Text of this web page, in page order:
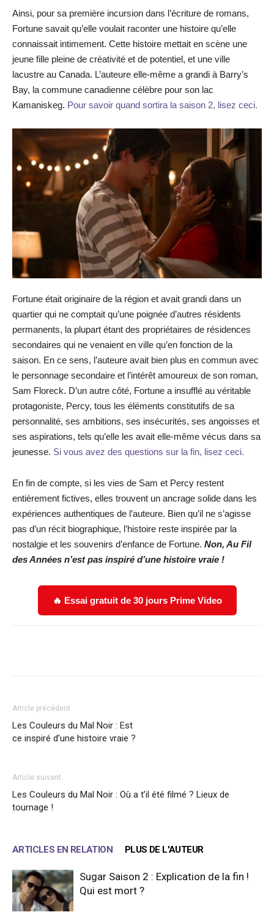
Ainsi, pour sa première incursion dans l’écriture de romans,
Fortune savait qu’elle voulait raconter une histoire qu’elle
connaissait intimement. Cette histoire mettait en scène une
jeune fille pleine de créativité et de potentiel, et une ville
lacustre au Canada. L’auteure elle-même a grandi à Barry’s
Bay, la commune canadienne célèbre pour son lac
Kamaniskeg. Pour savoir quand sortira la saison 2, lisez ceci.
Fortune était originaire de la région et avait grandi dans un
quartier qui ne comptait qu’une poignée d’autres résidents
permanents, la plupart étant des propriétaires de résidences
secondaires qui ne venaient en ville qu’en fonction de la
saison. En ce sens, l’auteure avait bien plus en commun avec
le personnage secondaire et l’intérêt amoureux de son roman,
Sam Floreck. D’un autre côté, Fortune a insufflé au véritable
protagoniste, Percy, tous les éléments constitutifs de sa
personnalité, ses ambitions, ses insécurités, ses angoisses et
ses aspirations, tels qu’elle les avait elle-même vécus dans sa
jeunesse. Si vous avez des questions sur la fin, lisez ceci.
En fin de compte, si les vies de Sam et Percy restent
entièrement fictives, elles trouvent un ancrage solide dans les
expériences authentiques de l’auteure. Bien qu’il ne s’agisse
pas d’un récit biographique, l’histoire reste inspirée par la
nostalgie et les souvenirs d’enfance de Fortune. Non, Au Fil
des Années n’est pas inspiré d’une histoire vraie !
🔥 Essai gratuit de 30 jours Prime Video
Article précédent
Les Couleurs du Mal Noir : Est
ce inspiré d’une histoire vraie ?
Article suivant
Les Couleurs du Mal Noir : Où a t’il été filmé ? Lieux de
tournage !
ARTICLES EN RELATION PLUS DE L'AUTEUR
Sugar Saison 2 : Explication de la fin !
Qui est mort ?